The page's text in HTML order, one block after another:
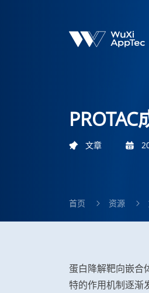
文章
首页 资源
蛋白降解靶向嵌合
特的作用机制逐渐